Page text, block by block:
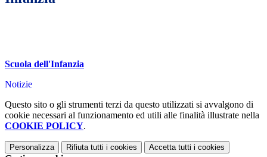
Scuola dell'Infanzia
Notizie
Questo sito o gli strumenti terzi da questo utilizzati si avvalgono di
cookie necessari al funzionamento ed utili alle finalità illustrate nella
COOKIE POLICY.
Personalizza Rifiuta tutti i cookies Accetta tutti i cookies